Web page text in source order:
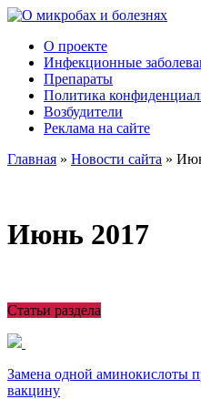
О проекте
Инфекционные
Препараты
Политика
Возбудители
Реклама на сайте
Главная » Новости сайта »
Июнь 2017
Статьи раздела
Замена одной аминокислоты
вакцину